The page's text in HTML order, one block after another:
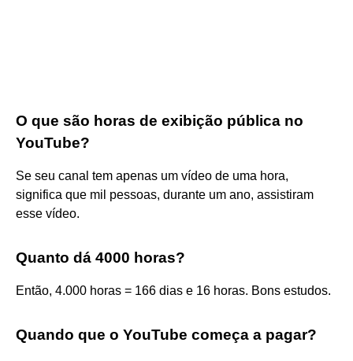
O que são horas de exibição pública no
YouTube?
Se seu canal tem apenas um vídeo de uma hora,
significa que mil pessoas, durante um ano, assistiram
esse vídeo.
Quanto dá 4000 horas?
Então, 4.000 horas = 166 dias e 16 horas. Bons estudos.
Quando que o YouTube começa a pagar?